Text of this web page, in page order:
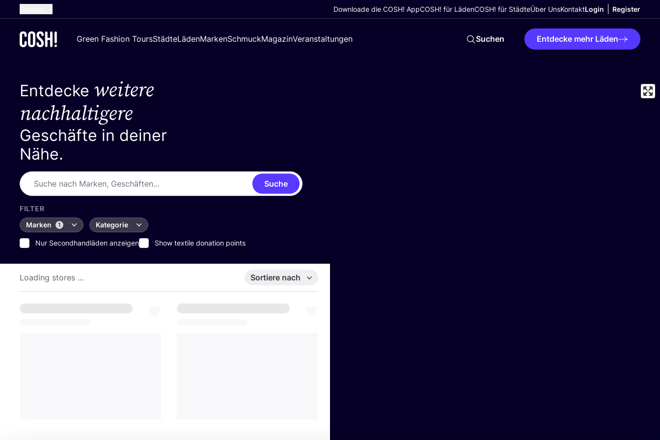
Dutch
Spanish
Downloade die COSH! AppCOSH! für LädenCOSH! für StädteÜber UnsKontaktLogin Register
Green Fashion ToursStädteLädenMarkenSchmuckMagazinVeranstaltungen Suchen Entdecke mehr Läden
Entdecke weitere
nachhaltigere
Geschäfte in deiner
Nähe.
Suche
FILTER
Marken
1 Kategorie
Nur Secondhandläden anzeigen Show textile donation points
Loading stores ... Sortiere nach